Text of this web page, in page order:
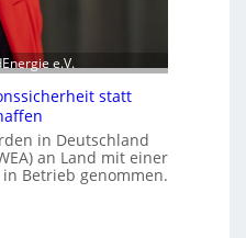
e.V.
statt
in Deutschland
an Land mit einer
Betrieb genommen.